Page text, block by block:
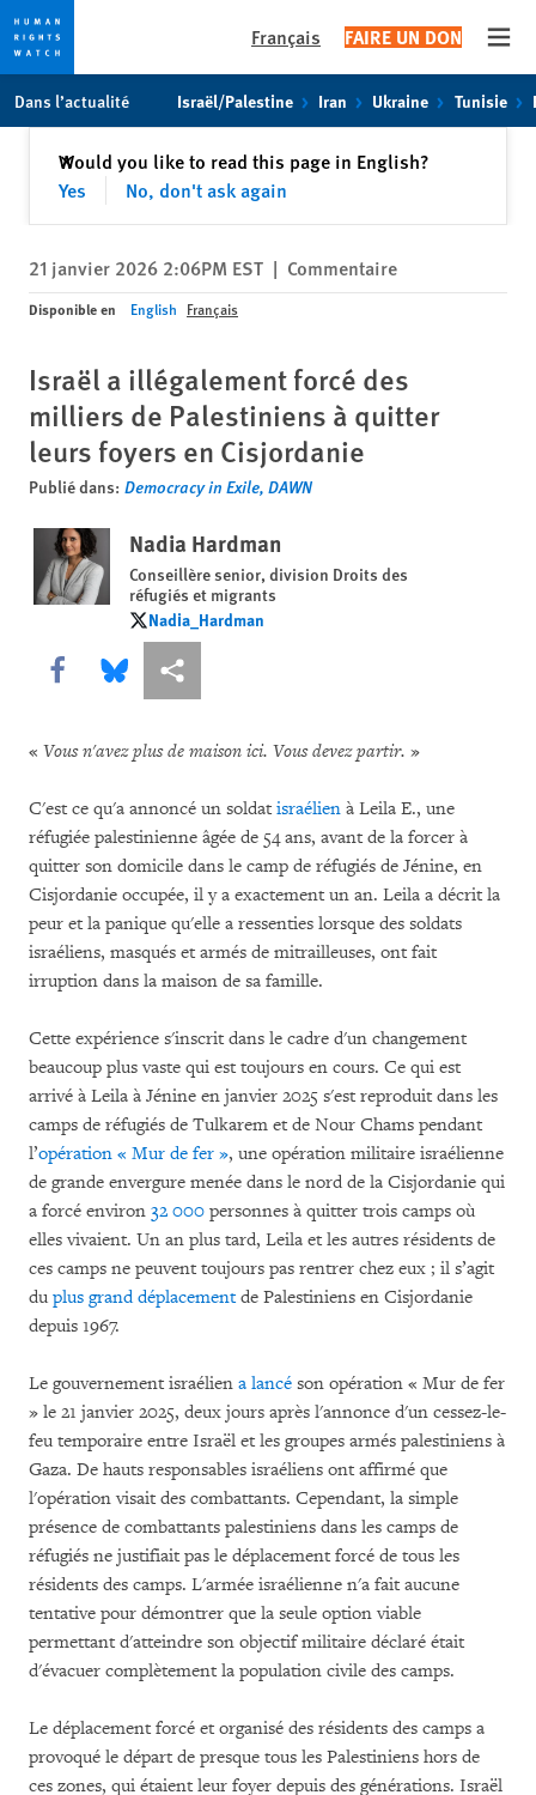
toto
content
Français FAIRE UN DON
Dans l’actualité Israël/Palestine Iran Ukraine Tunisie
Would you like to read this page in English?
Yes
No, don't ask again
✕Fermer
21 janvier 2026 2:06PM EST | Commentaire
Disponible en English Français
Israël a illégalement forcé des
milliers de Palestiniens à quitter
leurs foyers en Cisjordanie
Publié dans: Democracy in Exile, DAWN
Nadia Hardman
Conseillère senior, division Droits des
réfugiés et migrants
Nadia_Hardman
Nadia_Hardman
Share this via Facebook
Share this via Bluesky
Share this via Partagez
« Vous n'avez plus de maison ici. Vous devez partir. »
C'est ce qu'a annoncé un soldat israélien à Leila E., une
réfugiée palestinienne âgée de 54 ans, avant de la forcer à
quitter son domicile dans le camp de réfugiés de Jénine, en
Cisjordanie occupée, il y a exactement un an. Leila a décrit la
peur et la panique qu'elle a ressenties lorsque des soldats
israéliens, masqués et armés de mitrailleuses, ont fait
irruption dans la maison de sa famille.
Cette expérience s'inscrit dans le cadre d'un changement
beaucoup plus vaste qui est toujours en cours. Ce qui est
arrivé à Leila à Jénine en janvier 2025 s'est reproduit dans les
camps de réfugiés de Tulkarem et de Nour Chams pendant
l’opération « Mur de fer », une opération militaire israélienne
de grande envergure menée dans le nord de la Cisjordanie qui
a forcé environ 32 000 personnes à quitter trois camps où
elles vivaient. Un an plus tard, Leila et les autres résidents de
ces camps ne peuvent toujours pas rentrer chez eux ; il s’agit
du plus grand déplacementde Palestiniens en Cisjordanie
depuis 1967.
Le gouvernement israélien a lancé son opération « Mur de fer
» le 21 janvier 2025, deux jours après l'annonce d'un cessez-le-
feu temporaire entre Israël et les groupes armés palestiniens à
Gaza. De hauts responsables israéliens ont affirmé que
l'opération visait des combattants. Cependant, la simple
présence de combattants palestiniens dans les camps de
réfugiés ne justifiait pas le déplacement forcé de tous les
résidents des camps. L'armée israélienne n'a fait aucune
tentative pour démontrer que la seule option viable
permettant d'atteindre son objectif militaire déclaré était
d'évacuer complètement la population civile des camps.
Le déplacement forcé et organisé des résidents des camps a
provoqué le départ de presque tous les Palestiniens hors de
ces zones, qui étaient leur foyer depuis des générations. Israël